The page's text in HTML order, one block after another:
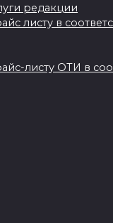
редакции
листу в
листу ОТИ в